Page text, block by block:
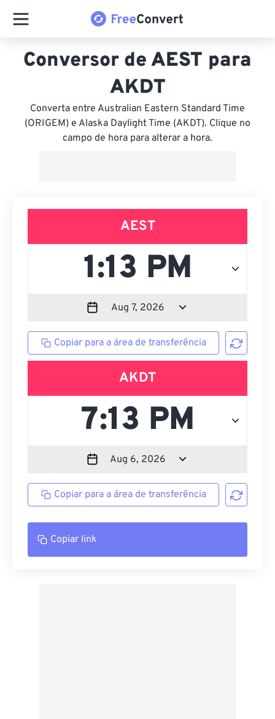
Conversor de AEST para
AKDT
Converta entre Australian Eastern Standard Time
(ORIGEM) e Alaska Daylight Time (AKDT). Clique no
campo de hora para alterar a hora.
AEST
Copiar para a área de transferência
AKDT
Copiar para a área de transferência
Copiar link